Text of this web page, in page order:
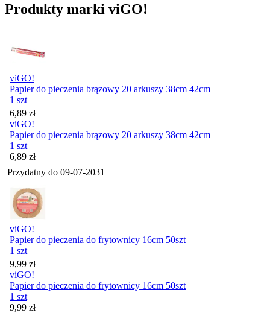
Produkty marki viGO!
viGO!
Papier do pieczenia brązowy 20 arkuszy 38cm 42cm
1 szt
Cena
6,89 zł
viGO!
Papier do pieczenia brązowy 20 arkuszy 38cm 42cm
1 szt
Cena
6,89 zł
Przydatny do 09-07-2031
viGO!
Papier do pieczenia do frytownicy 16cm 50szt
1 szt
Cena
9,99 zł
viGO!
Papier do pieczenia do frytownicy 16cm 50szt
1 szt
Cena
9,99 zł